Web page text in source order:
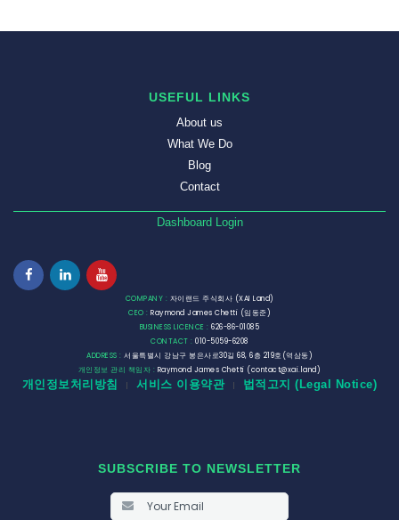
USEFUL LINKS
About us
What We Do
Blog
Contact
Dashboard Login
COMPANY : 자이랜드 주식회사 (XAI Land)
CEO : Raymond James Chetti (임동준)
BUSINESS LICENCE : 626-86-01085
CONTACT : 010-5059-6208
ADDRESS : 서울특별시 강남구 봉은사로30길 68, 6층 219호(역삼동)
개인정보 관리 책임자 : Raymond James Chetti (contact@xai.land)
개인정보처리방침 서비스 이용약관 법적고지 (Legal Notice)
SUBSCRIBE TO NEWSLETTER